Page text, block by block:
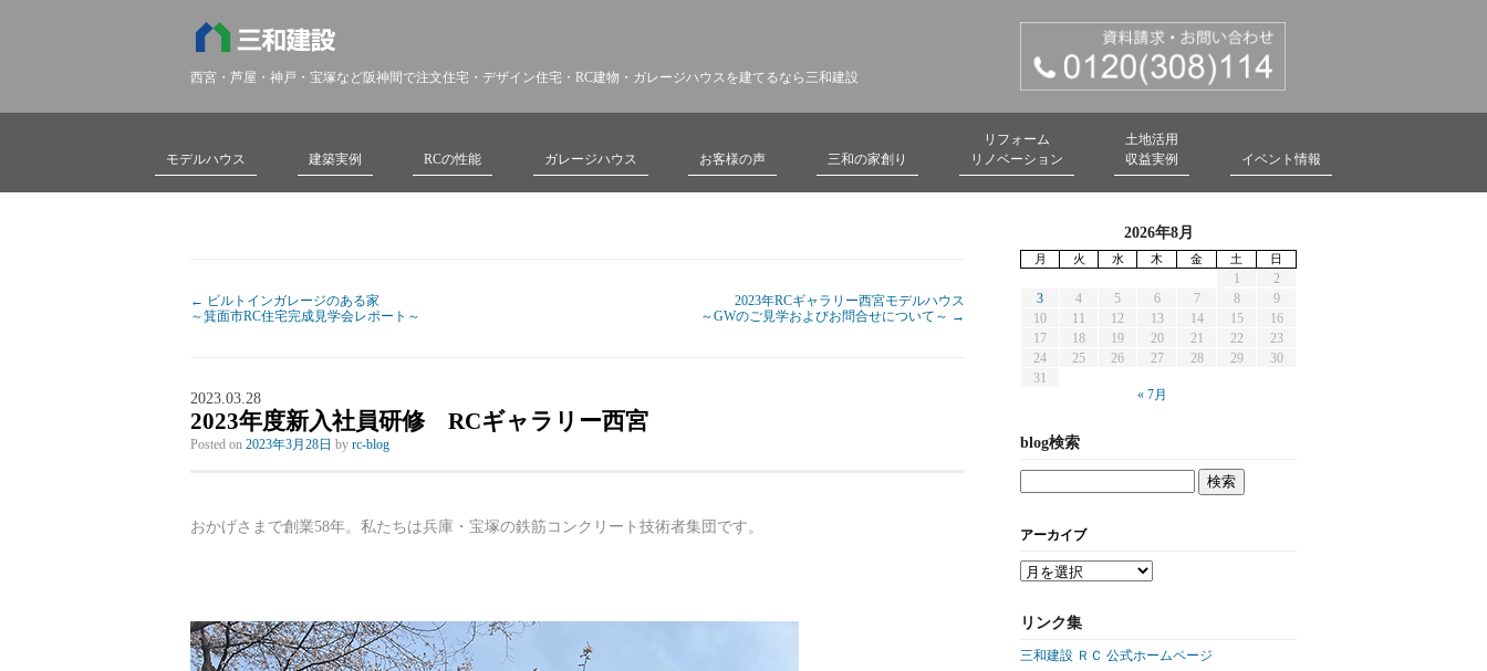
西宮・芦屋・神戸・宝塚など阪神間で注文住宅・デザイン住宅・RC建物・ガレージハウスを建てるなら三和建設
モデルハウス 建築実例 RCの性能 ガレージハウス お客様の声 三和の家創り
リフォーム
リノベーション
土地活用
収益実例
イベント情報
← ビルトインガレージのある家
～箕面市RC住宅完成見学会レポート～
2023年RCギャラリー西宮モデルハウス
～GWのご見学およびお問合せについて～ →
2023.03.28
2023年度新入社員研修 RCギャラリー西宮
Posted on 2023年3月28日 by rc-blog
おかげさまで創業58年。私たちは兵庫・宝塚の鉄筋コンクリート技術者集団です。
2026年8月
月 火 水 木 金 土 日
1
2
3
4 5 6 7 8
9
10
11 12 13 14 15
16
17
18 19 20 21 22
23
24
25 26 27 28 29
30
31
« 7月
blog検索
アーカイブ
リンク集
三和建設 ＲＣ 公式ホームページ